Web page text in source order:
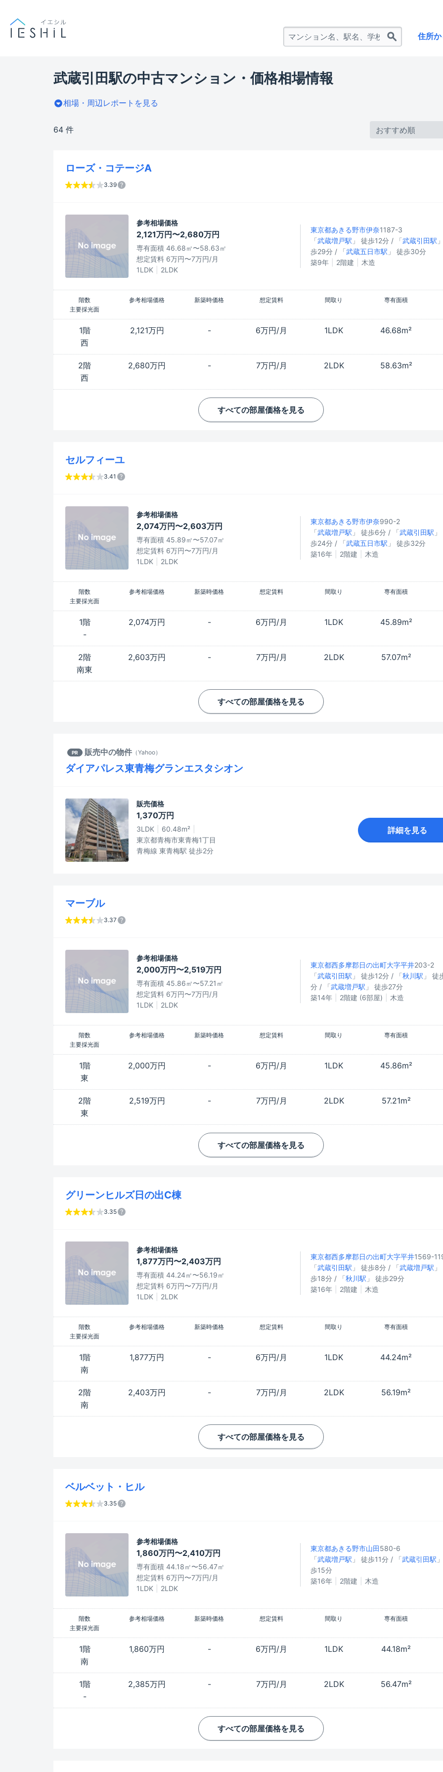
住所
武蔵引田駅の中古マンション・価格相場情報
相場・周辺レポートを見る
64 件
ローズ・コテージA
3.39
参考相場価格
2,121万円〜2,680万円
専有面積 46.68㎡〜58.63㎡
想定賃料 6万円〜7万円/月
1LDK
2LDK
東京都あきる野市伊奈1187-3
「武蔵増戸駅 」 徒歩12分 / 「武蔵引田駅
歩29分 / 「武蔵五日市駅 」 徒歩30分
築9年
2階建 木造
階数 参考相場価格 新築時価格 想定賃料 間取り
専有面積
主要採光面
1階 2,121万円 - 6万円/月 1LDK
46.68m²
西
2階 2,680万円 - 7万円/月 2LDK
58.63m²
西
すべての部屋価格を見る
セルフィーユ
3.41
参考相場価格
2,074万円〜2,603万円
専有面積 45.89㎡〜57.07㎡
想定賃料 6万円〜7万円/月
1LDK
2LDK
東京都あきる野市伊奈990-2
「武蔵増戸駅 」 徒歩6分 / 「武蔵引田駅
歩24分 / 「武蔵五日市駅 」 徒歩32分
築16年
2階建 木造
階数 参考相場価格 新築時価格 想定賃料 間取り
専有面積
主要採光面
1階 2,074万円 - 6万円/月 1LDK
45.89m²
-
2階 2,603万円 - 7万円/月 2LDK
57.07m²
南東
すべての部屋価格を見る
PR 販売中の物件 （Yahoo）
ダイアパレス東青梅グランエスタシオン
販売価格
1,370万円
3LDK
60.48m²
東京都青梅市東青梅1丁目
青梅線 東青梅駅 徒歩2分
詳細を見る
マーブル
3.37
参考相場価格
2,000万円〜2,519万円
専有面積 45.86㎡〜57.21㎡
想定賃料 6万円〜7万円/月
1LDK
2LDK
東京都西多摩郡日の出町大字平井203-2
「武蔵引田駅 」 徒歩12分 / 「秋川駅 」 徒
分 / 「武蔵増戸駅 」 徒歩27分
築14年
2階建 (6部屋) 木造
階数 参考相場価格 新築時価格 想定賃料 間取り
専有面積
主要採光面
1階 2,000万円 - 6万円/月 1LDK
45.86m²
東
2階 2,519万円 - 7万円/月 2LDK
57.21m²
東
すべての部屋価格を見る
グリーンヒルズ日の出C棟
3.35
参考相場価格
1,877万円〜2,403万円
専有面積 44.24㎡〜56.19㎡
想定賃料 6万円〜7万円/月
1LDK
2LDK
東京都西多摩郡日の出町大字平井1569-
「武蔵引田駅 」 徒歩8分 / 「武蔵増戸駅
歩18分 / 「秋川駅 」 徒歩29分
築16年
2階建 木造
階数 参考相場価格 新築時価格 想定賃料 間取り
専有面積
主要採光面
1階 1,877万円 - 6万円/月 1LDK
44.24m²
南
2階 2,403万円 - 7万円/月 2LDK
56.19m²
南
すべての部屋価格を見る
ベルベット・ヒル
3.35
参考相場価格
1,860万円〜2,410万円
専有面積 44.18㎡〜56.47㎡
想定賃料 6万円〜7万円/月
1LDK
2LDK
東京都あきる野市山田580-6
「武蔵増戸駅 」 徒歩11分 / 「武蔵引田駅
歩15分
築16年
2階建 木造
階数 参考相場価格 新築時価格 想定賃料 間取り
専有面積
主要採光面
1階 1,860万円 - 6万円/月 1LDK
44.18m²
南
1階 2,385万円 - 7万円/月 2LDK
56.47m²
-
すべての部屋価格を見る